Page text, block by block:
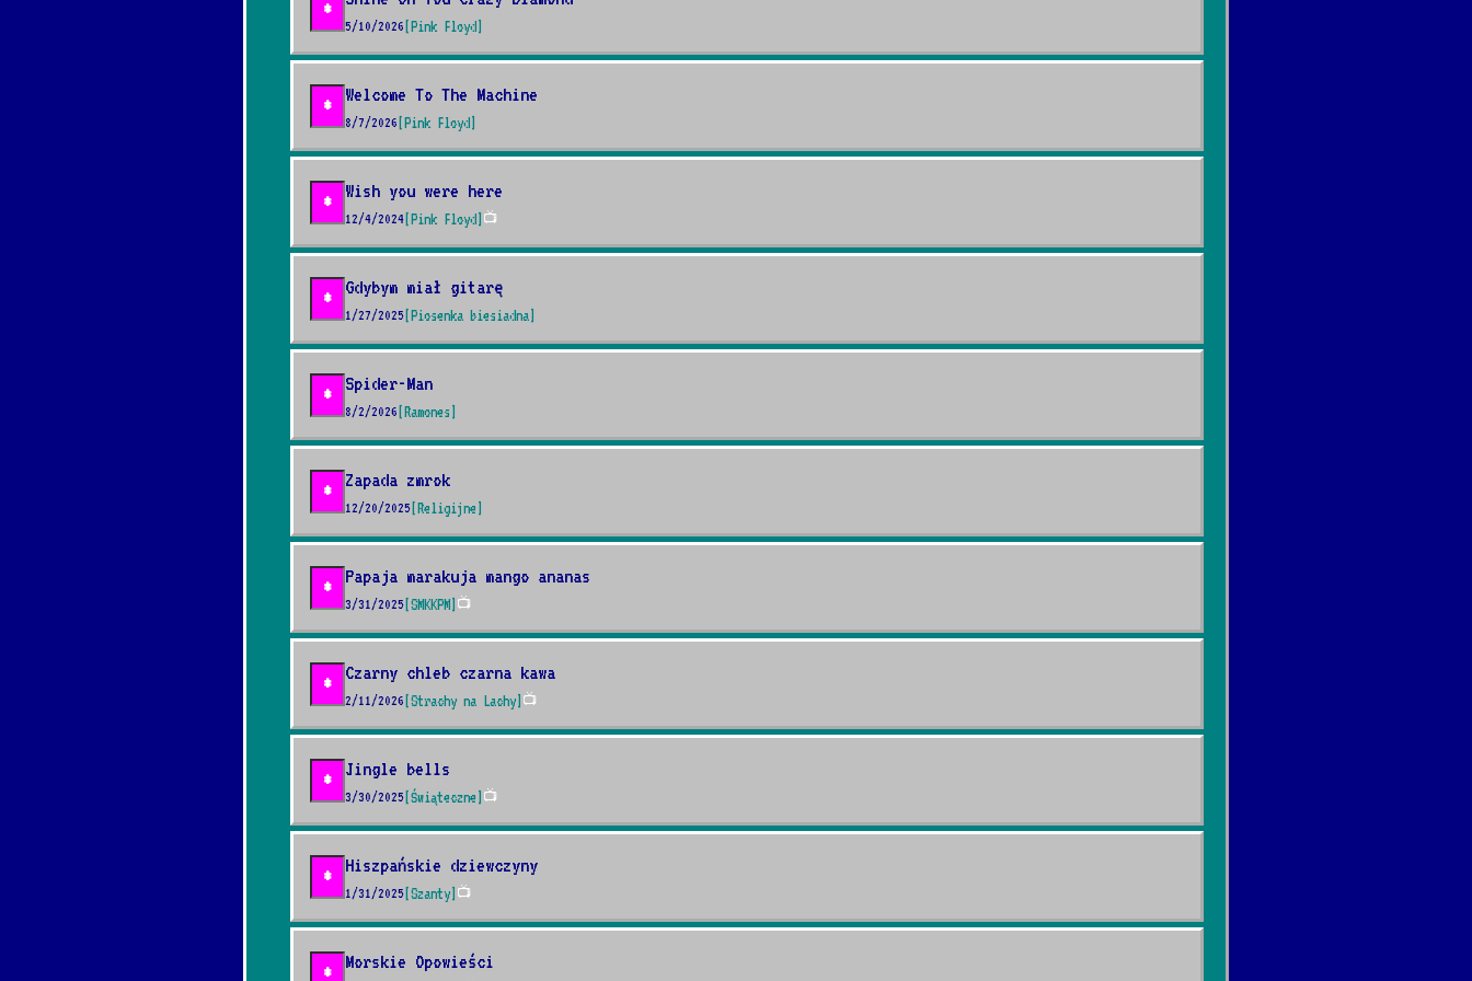
*
5/10/2026 [Pink Floyd]
* Welcome To The Machine
8/7/2026 [Pink Floyd]
* Wish you were here
12/4/2024 [Pink Floyd] 📺
* Gdybym miał gitarę
1/27/2025 [Piosenka biesiadna]
* Spider-Man
8/2/2026 [Ramones]
* Zapada zmrok
12/20/2025 [Religijne]
* Papaja marakuja mango ananas
3/31/2025 [SMKKPM] 📺
* Czarny chleb czarna kawa
2/11/2026 [Strachy na Lachy] 📺
* Jingle bells
3/30/2025 [Świąteczne] 📺
* Hiszpańskie dziewczyny
1/31/2025 [Szanty] 📺
* Morskie Opowieści